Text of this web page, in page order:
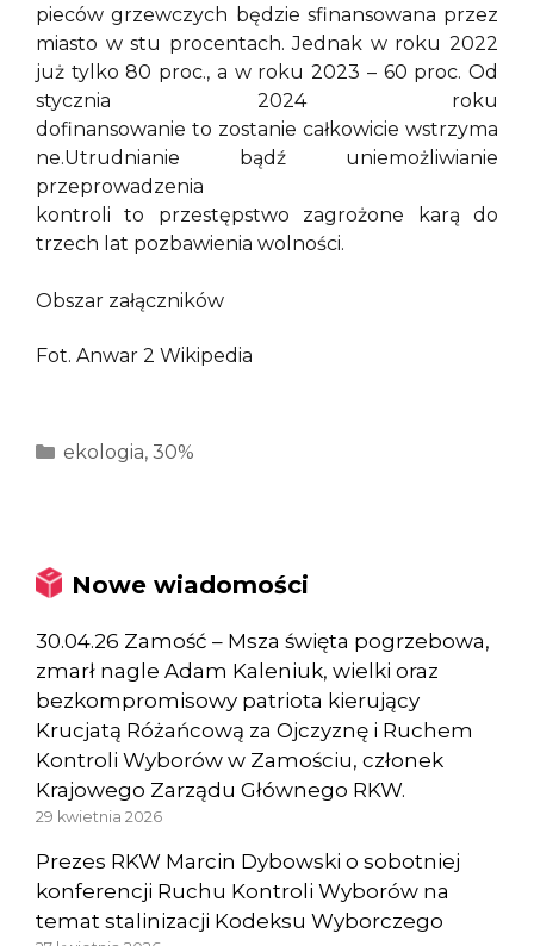
pieców grzewczych będzie sfinansowana przez
miasto w stu procentach. Jednak w roku 2022
już tylko 80 proc., a w roku 2023 – 60 proc. Od
stycznia 2024 roku
dofinansowanie to zostanie całkowicie wstrzyma
ne.Utrudnianie bądź uniemożliwianie
przeprowadzenia
kontroli to przestępstwo zagrożone karą do
trzech lat pozbawienia wolności.
Obszar załączników
Fot. Anwar 2 Wikipedia
Kategorie
ekologia, 30%
Nowe wiadomości
30.04.26 Zamość – Msza święta pogrzebowa,
zmarł nagle Adam Kaleniuk, wielki oraz
bezkompromisowy patriota kierujący
Krucjatą Różańcową za Ojczyznę i Ruchem
Kontroli Wyborów w Zamościu, członek
Krajowego Zarządu Głównego RKW.
29 kwietnia 2026
Prezes RKW Marcin Dybowski o sobotniej
konferencji Ruchu Kontroli Wyborów na
temat stalinizacji Kodeksu Wyborczego